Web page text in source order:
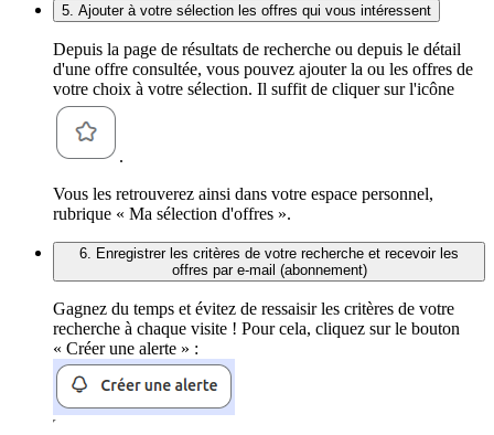
5. Ajouter à votre sélection les offres qui vous intéressent
Depuis la page de résultats de recherche ou depuis le détail
d'une offre consultée, vous pouvez ajouter la ou les offres de
votre choix à votre sélection. Il suffit de cliquer sur l'icône
.
Vous les retrouverez ainsi dans votre espace personnel,
rubrique « Ma sélection d'offres ».
6. Enregistrer les critères de votre recherche et recevoir les
offres par e-mail (abonnement)
Gagnez du temps et évitez de ressaisir les critères de votre
recherche à chaque visite ! Pour cela, cliquez sur le bouton
« Créer une alerte » :